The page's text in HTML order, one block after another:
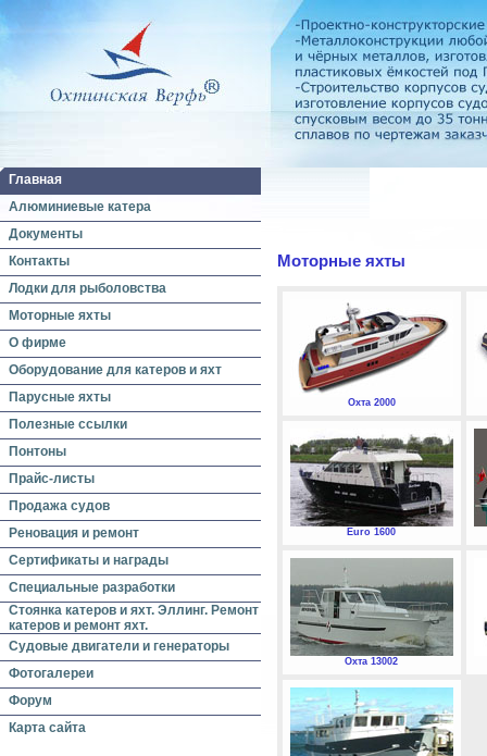
Главная
Алюминиевые катера
Документы
Контакты
Лодки для рыболовства
Моторные яхты
О фирме
Оборудование для катеров и яхт
Парусные яхты
Полезные ссылки
Понтоны
Прайс-листы
Продажа судов
Реновация и ремонт
Сертификаты и награды
Специальные разработки
Стоянка катеров и яхт. Эллинг. Ремонт
катеров и ремонт яхт.
Судовые двигатели и генераторы
Фотогалереи
Форум
Карта сайта
Моторные яхты
Охта 2000
Euro 1600
Охта 13002